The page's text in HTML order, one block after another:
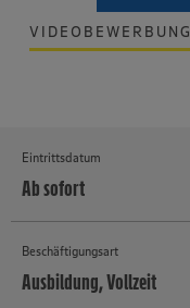
VIDEOBEWERBUNG
Eintrittsdatum
Ab sofort
Beschäftigungsart
Ausbildung, Vollzeit